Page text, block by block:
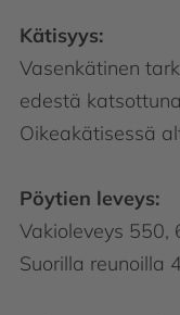
Kätisyys:
Vasenkätinen
edestä
Oikeakätisessä
Pöytien leveys:
Vakioleveys 550,
Suorilla reunoilla